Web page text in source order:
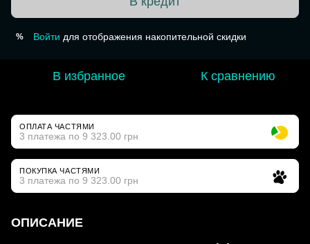
% Войти для отображения накопительной скидки
В избранное К сравнению
ОПЛАТА ЧАСТЯМИ
3 платежа по 9 323.00 грн
ПОКУПКА ЧАСТЯМИ
3 платежа по 9 323.00 грн
ОПИСАНИЕ